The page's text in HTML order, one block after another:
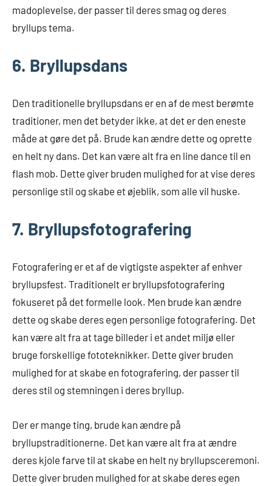
madoplevelse, der passer til deres smag og deres
bryllups tema.
6. Bryllupsdans
Den traditionelle bryllupsdans er en af de mest berømte
traditioner, men det betyder ikke, at det er den eneste
måde at gøre det på. Brude kan ændre dette og oprette
en helt ny dans. Det kan være alt fra en line dance til en
flash mob. Dette giver bruden mulighed for at vise deres
personlige stil og skabe et øjeblik, som alle vil huske.
7. Bryllupsfotografering
Fotografering er et af de vigtigste aspekter af enhver
bryllupsfest. Traditionelt er bryllupsfotografering
fokuseret på det formelle look. Men brude kan ændre
dette og skabe deres egen personlige fotografering. Det
kan være alt fra at tage billeder i et andet miljø eller
bruge forskellige fototeknikker. Dette giver bruden
mulighed for at skabe en fotografering, der passer til
deres stil og stemningen i deres bryllup.
Der er mange ting, brude kan ændre på
bryllupstraditionerne. Det kan være alt fra at ændre
deres kjole farve til at skabe en helt ny bryllupsceremoni.
Dette giver bruden mulighed for at skabe deres egen